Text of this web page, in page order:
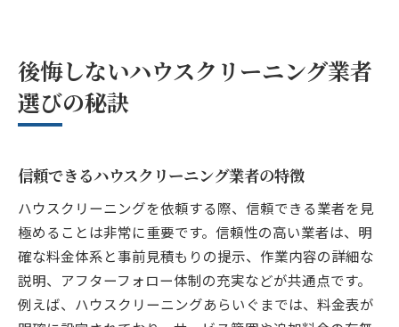
後悔しないハウスクリーニング業者
選びの秘訣
信頼できるハウスクリーニング業者の特徴
ハウスクリーニングを依頼する際、信頼できる業者を見
極めることは非常に重要です。信頼性の高い業者は、明
確な料金体系と事前見積もりの提示、作業内容の詳細な
説明、アフターフォロー体制の充実などが共通点です。
例えば、ハウスクリーニングあらいぐまでは、料金表が